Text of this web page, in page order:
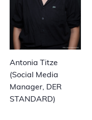
Antonia Titze
(Social Media
Manager, DER
STANDARD)